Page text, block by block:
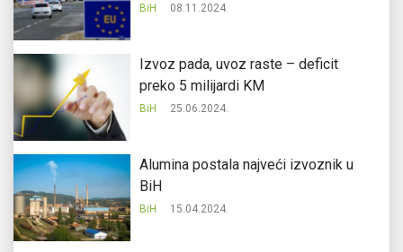
BiH 08.11.2024.
Izvoz pada, uvoz raste – deficit
preko 5 milijardi KM
BiH 25.06.2024.
Alumina postala najveći izvoznik u
BiH
BiH 15.04.2024.